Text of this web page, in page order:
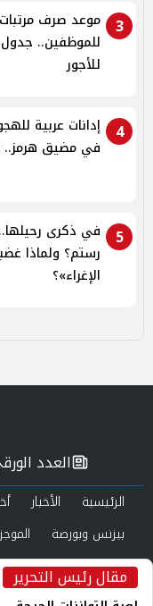
3
للموظفين.. جدول
للأجور
4
إدانات عربية
في مضيق هرمز..
5
في ذكرى
رستم؟ ولماذا
الإغراء»؟
مقال رئيس التحرير
العدد
الرئيسية الأخبار
بيزنس وبورصة
صحة وجمال
عرب
العدد الورقي